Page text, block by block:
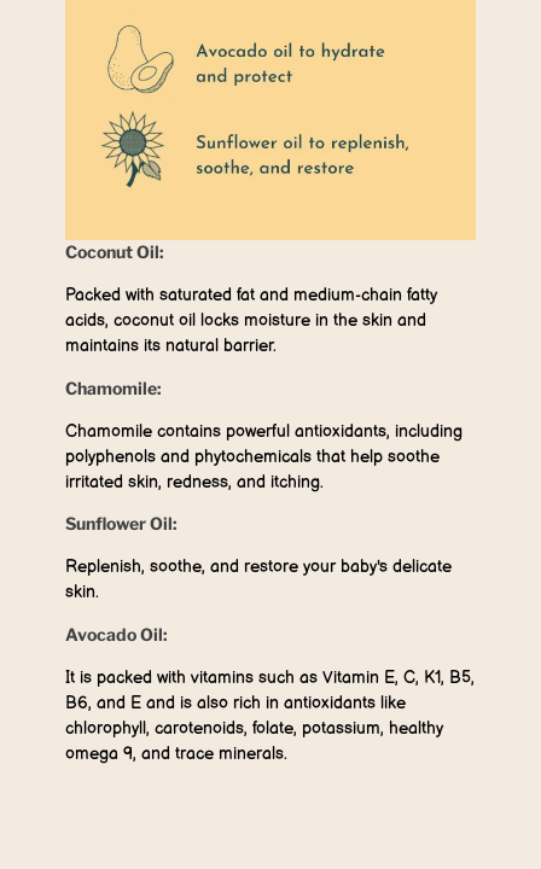
Coconut Oil:
Packed with saturated fat and medium-chain fatty
acids, coconut oil locks moisture in the skin and
maintains its natural barrier.
Chamomile:
Chamomile contains powerful antioxidants, including
polyphenols and phytochemicals that help soothe
irritated skin, redness, and itching.
Sunflower Oil:
Replenish, soothe, and restore your baby's delicate
skin.
Avocado Oil:
It is packed with vitamins such as Vitamin E, C, K1, B5,
B6, and E and is also rich in antioxidants like
chlorophyll, carotenoids, folate, potassium, healthy
omega 9, and trace minerals.